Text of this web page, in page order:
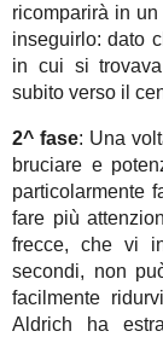
ricomparirà in
inseguirlo: dato
in cui si
subito verso il
2^ fase: Una
bruciare e
particolarmente
fare più
frecce, che vi
secondi, non
facilmente
Aldrich ha